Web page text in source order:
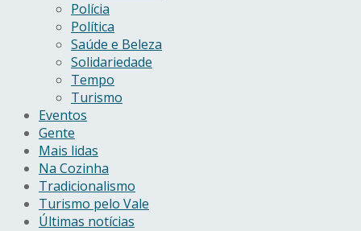
Polícia
Política
Saúde e Beleza
Solidariedade
Tempo
Turismo
Eventos
Gente
Mais lidas
Na Cozinha
Tradicionalismo
Turismo pelo Vale
Últimas notícias